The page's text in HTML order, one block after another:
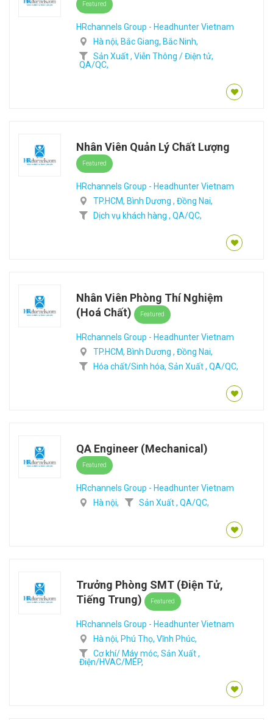
Featured
HRchannels Group - Headhunter Vietnam
Hà nội, Bắc Giang, Bắc Ninh,
Sản Xuất , Viễn Thông / Điện tử,
QA/QC,
Nhân Viên Quản Lý Chất Lượng
Featured
HRchannels Group - Headhunter Vietnam
TP.HCM, Bình Dương , Đồng Nai,
Dịch vụ khách hàng , QA/QC,
Nhân Viên Phòng Thí Nghiệm
(Hoá Chất)
Featured
HRchannels Group - Headhunter Vietnam
TP.HCM, Bình Dương , Đồng Nai,
Hóa chất/Sinh hóa, Sản Xuất , QA/QC,
QA Engineer (Mechanical)
Featured
HRchannels Group - Headhunter Vietnam
Hà nội,
Sản Xuất , QA/QC,
Trưởng Phòng SMT (Điện Tử,
Tiếng Trung)
Featured
HRchannels Group - Headhunter Vietnam
Hà nội, Phú Thọ, Vĩnh Phúc,
Cơ khí/ Máy móc, Sản Xuất ,
Điện/HVAC/MEP,